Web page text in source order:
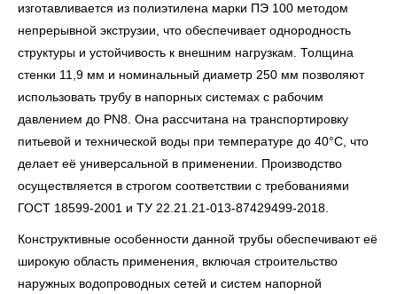
изготавливается из полиэтилена марки ПЭ 100 методом
непрерывной экструзии, что обеспечивает однородность
структуры и устойчивость к внешним нагрузкам. Толщина
стенки 11,9 мм и номинальный диаметр 250 мм позволяют
использовать трубу в напорных системах с рабочим
давлением до PN8. Она рассчитана на транспортировку
питьевой и технической воды при температуре до 40°С, что
делает её универсальной в применении. Производство
осуществляется в строгом соответствии с требованиями
ГОСТ 18599-2001 и ТУ 22.21.21-013-87429499-2018.
Конструктивные особенности данной трубы обеспечивают её
широкую область применения, включая строительство
наружных водопроводных сетей и систем напорной